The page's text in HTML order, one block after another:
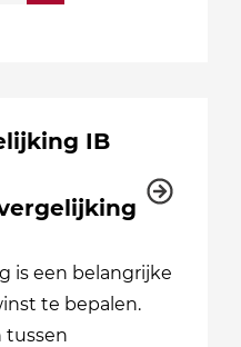
IB
is een belangrijke
te bepalen.
tussen